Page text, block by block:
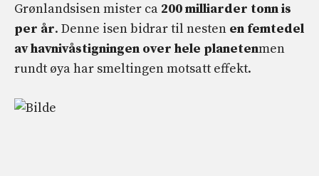
Grønlandsisen mister ca 200 milliarder tonn is
per år. Denne isen bidrar til nesten en femtedel
av havnivåstigningen over hele planetenmen
rundt øya har smeltingen motsatt effekt.